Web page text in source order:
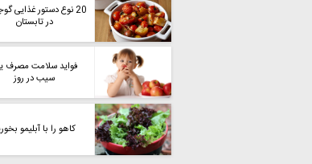
20 نوع دستور غذایی
در تابستان
فواید سلامت مصرف
سیب در روز
کاهو را با آبلیمو